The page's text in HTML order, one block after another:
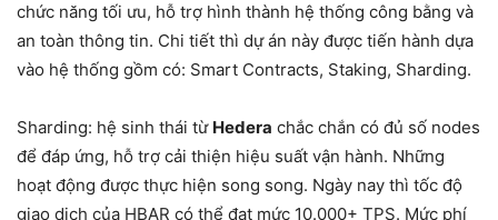
chức năng tối ưu, hỗ trợ hình thành hệ thống công bằng và
an toàn thông tin. Chi tiết thì dự án này được tiến hành dựa
vào hệ thống gồm có: Smart Contracts, Staking, Sharding.
Sharding: hệ sinh thái từ Hedera chắc chắn có đủ số nodes
để đáp ứng, hỗ trợ cải thiện hiệu suất vận hành. Những
hoạt động được thực hiện song song. Ngày nay thì tốc độ
giao dịch của HBAR có thể đạt mức 10.000+ TPS. Mức phí